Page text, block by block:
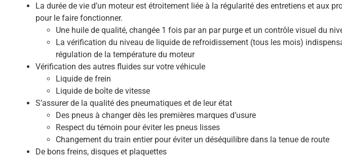
La durée de vie d’un moteur est étroitement liée à la régularité des entretiens et aux
pour le faire fonctionner.
Une huile de qualité, changée 1 fois par an par purge et un contrôle visuel du
La vérification du niveau de liquide de refroidissement (tous les mois)
régulation de la température du moteur
Vérification des autres fluides sur votre véhicule
Liquide de frein
Liquide de boîte de vitesse
S’assurer de la qualité des pneumatiques et de leur état
Des pneus à changer dès les premières marques d’usure
Respect du témoin pour éviter les pneus lisses
Changement du train entier pour éviter un déséquilibre dans la tenue de route
De bons freins, disques et plaquettes